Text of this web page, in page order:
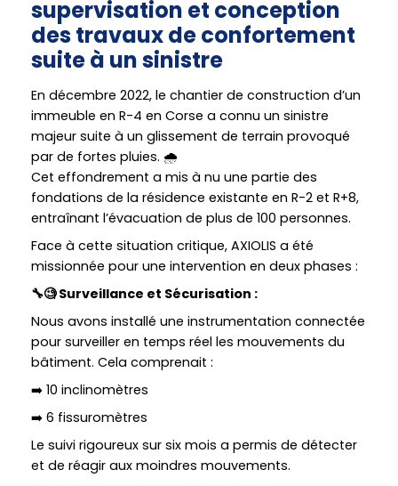
supervisation et conception
des travaux de confortement
suite à un sinistre
En décembre 2022, le chantier de construction d’un
immeuble en R-4 en Corse a connu un sinistre
majeur suite à un glissement de terrain provoqué
par de fortes pluies. 🌧️
Cet effondrement a mis à nu une partie des
fondations de la résidence existante en R-2 et R+8,
entraînant l’évacuation de plus de 100 personnes.
Face à cette situation critique, AXIOLIS a été
missionnée pour une intervention en deux phases :
🔧🧐 Surveillance et Sécurisation :
Nous avons installé une instrumentation connectée
pour surveiller en temps réel les mouvements du
bâtiment. Cela comprenait :
➡️ 10 inclinomètres
➡️ 6 fissuromètres
Le suivi rigoureux sur six mois a permis de détecter
et de réagir aux moindres mouvements.